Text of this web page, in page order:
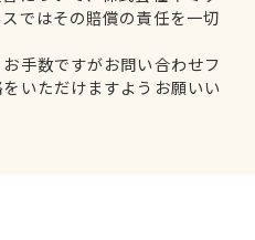
ではその賠償の責任を一切
手数ですがお問い合わせフ
いただけますようお願いい